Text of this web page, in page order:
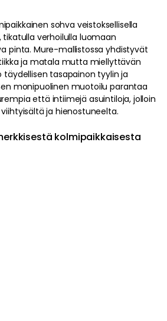
sohva veistoksellisella
tikatulla verhoilulla luomaan
pinta. Mure-mallistossa yhdistyvät
ja matala mutta miellyttävän
täydellisen tasapainon tyylin ja
monipuolinen muotoilu parantaa
että intiimejä asuintiloja, jolloin
ja hienostuneelta.
kolmipaikkaisesta